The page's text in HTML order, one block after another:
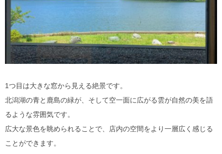
1つ目は大きな窓から見える絶景です。
北潟湖の青と鹿島の緑が、そして空一面に広がる雲が自然の美を語
るような雰囲気です。
広大な景色を眺められることで、店内の空間をより一層広く感じる
ことができます。